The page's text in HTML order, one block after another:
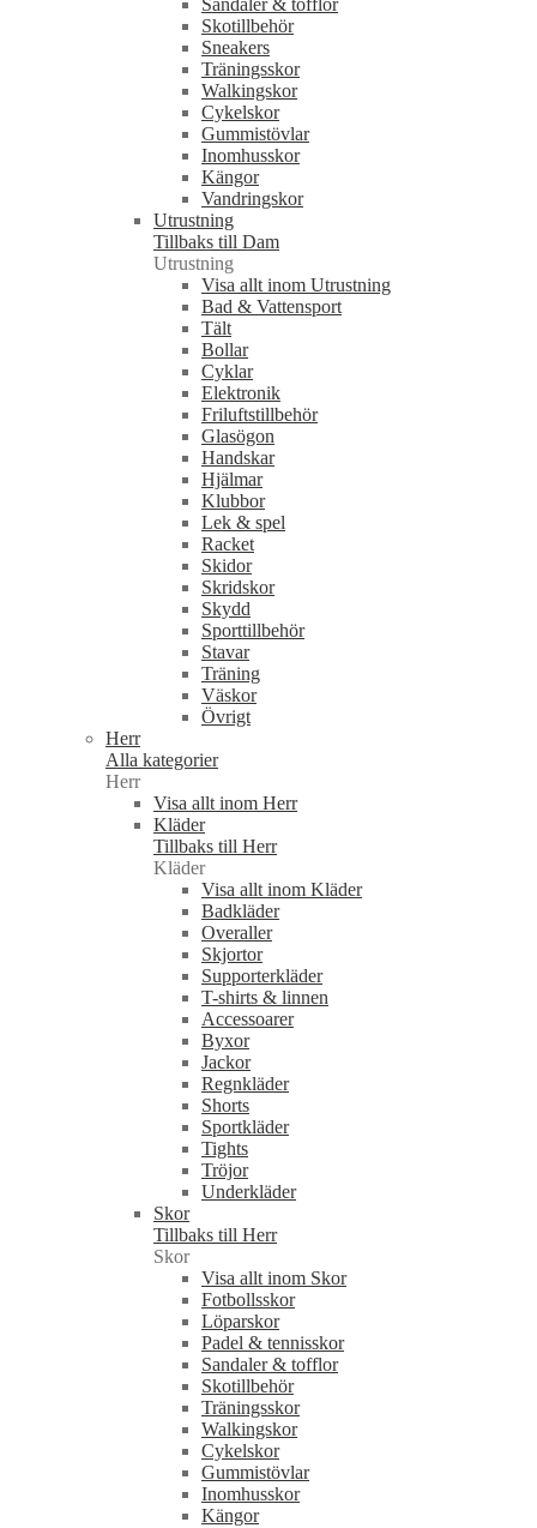
Sandaler & tofflor
Skotillbehör
Sneakers
Träningsskor
Walkingskor
Cykelskor
Gummistövlar
Inomhusskor
Kängor
Vandringskor
Utrustning
Tillbaks till Dam
Utrustning
Visa allt inom Utrustning
Bad & Vattensport
Tält
Bollar
Cyklar
Elektronik
Friluftstillbehör
Glasögon
Handskar
Hjälmar
Klubbor
Lek & spel
Racket
Skidor
Skridskor
Skydd
Sporttillbehör
Stavar
Träning
Väskor
Övrigt
Herr
Alla kategorier
Herr
Visa allt inom Herr
Kläder
Tillbaks till Herr
Kläder
Visa allt inom Kläder
Badkläder
Overaller
Skjortor
Supporterkläder
T-shirts & linnen
Accessoarer
Byxor
Jackor
Regnkläder
Shorts
Sportkläder
Tights
Tröjor
Underkläder
Skor
Tillbaks till Herr
Skor
Visa allt inom Skor
Fotbollsskor
Löparskor
Padel & tennisskor
Sandaler & tofflor
Skotillbehör
Träningsskor
Walkingskor
Cykelskor
Gummistövlar
Inomhusskor
Kängor